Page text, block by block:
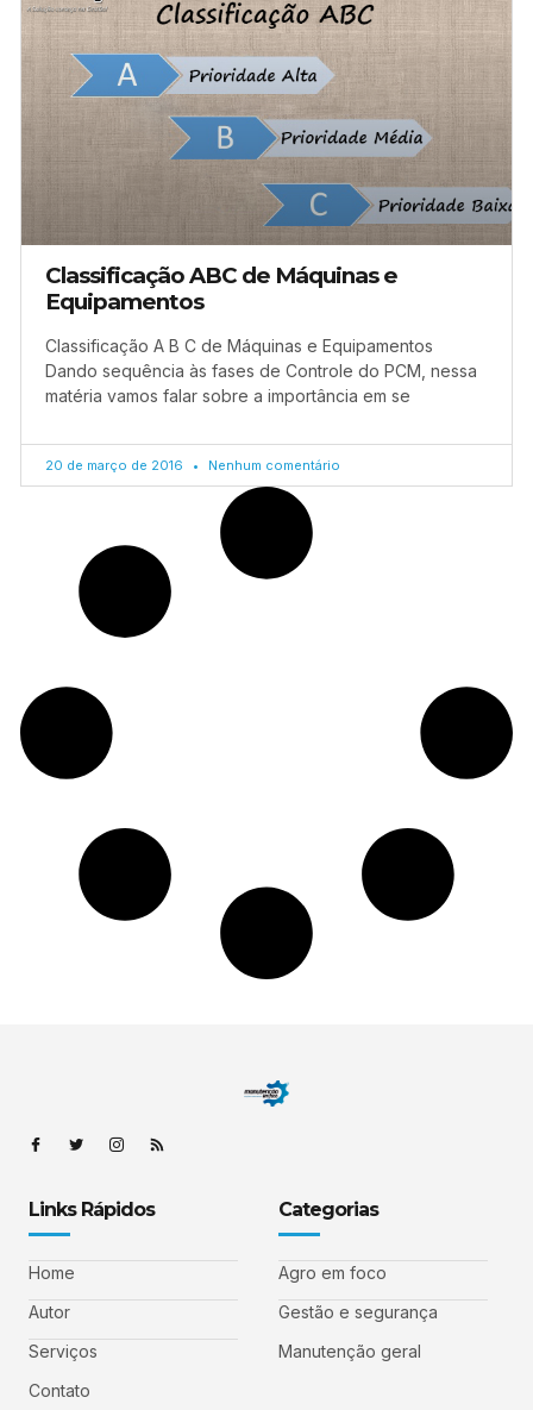
Classificação ABC de Máquinas e
Equipamentos
Classificação A B C de Máquinas e Equipamentos
Dando sequência às fases de Controle do PCM, nessa
matéria vamos falar sobre a importância em se
20 de março de 2016 Nenhum comentário
Links Rápidos
Home
Autor
Serviços
Contato
Categorias
Agro em foco
Gestão e segurança
Manutenção geral